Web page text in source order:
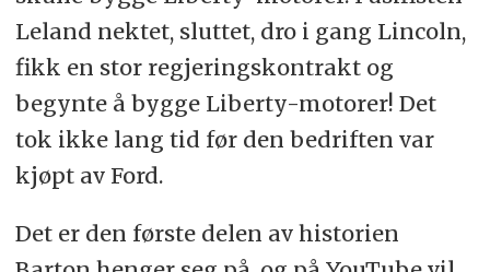
Leland nektet, sluttet, dro i gang Lincoln,
fikk en stor regjeringskontrakt og
begynte å bygge Liberty-motorer! Det
tok ikke lang tid før den bedriften var
kjøpt av Ford.
Det er den første delen av historien